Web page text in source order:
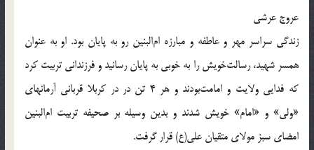
عروج عرشى
زندگى سراسر مهر و عاطفه و مبارزه ام‌البنين رو به پايان بود. او به عنوان
همسر شهيد، رسالت‌خويش را به خوبى به پايان رسانيد و فرزندانى تربيت كرد
كه فدايى ولايت و امامت‌بودند و هر 4 تن در در كربلا قربانى آرمانهاى
«ولى‌» و «امام‌» خويش شدند و بدين وسيله بر صحيفه تربيت ام‌البنين
امضاى سبز مولاى متقيان على(ع) قرار گرفت.